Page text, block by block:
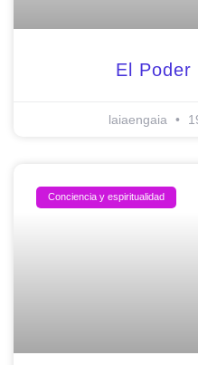
El Poder
laiaengaia
Conciencia y espiritualidad